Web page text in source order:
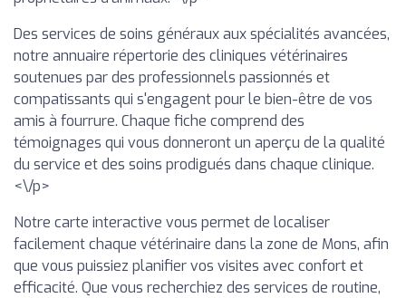
Des services de soins généraux aux spécialités avancées,
notre annuaire répertorie des cliniques vétérinaires
soutenues par des professionnels passionnés et
compatissants qui s'engagent pour le bien-être de vos
amis à fourrure. Chaque fiche comprend des
témoignages qui vous donneront un aperçu de la qualité
du service et des soins prodigués dans chaque clinique.
<\/p>
Notre carte interactive vous permet de localiser
facilement chaque vétérinaire dans la zone de Mons, afin
que vous puissiez planifier vos visites avec confort et
efficacité. Que vous recherchiez des services de routine,